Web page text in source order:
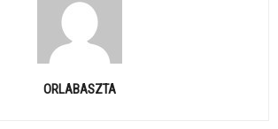
ORLABASZTA